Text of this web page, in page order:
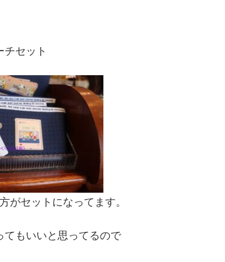
チセット
がセットになってます。
てもいいと思ってるので